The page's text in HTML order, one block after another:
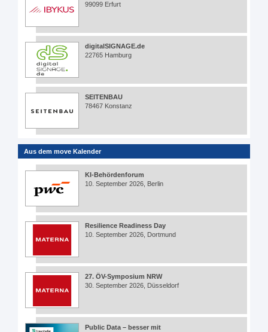
99099 Erfurt
digitalSIGNAGE.de
22765 Hamburg
SEITENBAU
78467 Konstanz
Aus dem move Kalender
KI-Behördenforum
10. September 2026, Berlin
Resilience Readiness Day
10. September 2026, Dortmund
27. ÖV-Symposium NRW
30. September 2026, Düsseldorf
Public Data – besser mit